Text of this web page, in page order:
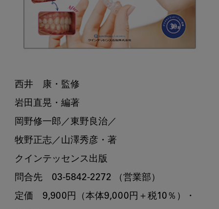
西井　康・監修
岩田直晃・編著
岡野修一郎／東野良治／
牧野正志／山澤秀彦・著
クインテッセンス出版
問合先　03-5842-2272 （営業部）
定価　9,900円（本体9,000円＋税10％）・